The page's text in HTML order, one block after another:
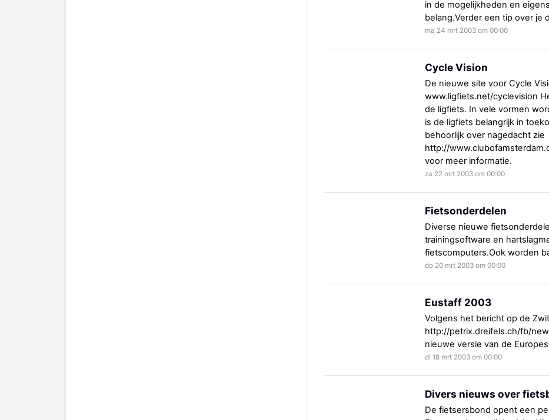
in de mogelijkheden en
belang.Verder een tip over je
ma 24 mrt 2003 om 00:00
Cycle Vision
De nieuwe site voor Cycle
www.ligfiets.net/cyclevision
de ligfiets. In vele vormen
is de ligfiets belangrijk in
behoorlijk over nagedacht zie
http://
voor meer informatie.
za 22 mrt 2003 om 00:00
Fietsonderdelen
Diverse nieuwe
trainingsoftware en
fietscomputers.Ook worden
do 20 mrt 2003 om 00:00
Eustaff 2003
Volgens het bericht op de
http://petrix.dreifels.ch/fb/
nieuwe versie van de
di 18 mrt 2003 om 00:00
Divers nieuws over
De fietsersbond opent een